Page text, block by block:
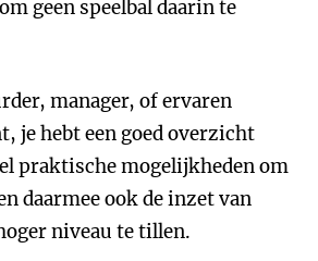
geen speelbal daarin te
manager, of ervaren
je hebt een goed overzicht
praktische mogelijkheden om
daarmee ook de inzet van
niveau te tillen.